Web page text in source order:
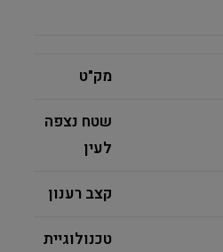
מק"ט
שטח נצפה
לעין
קצב רענון
טכנולוגיית